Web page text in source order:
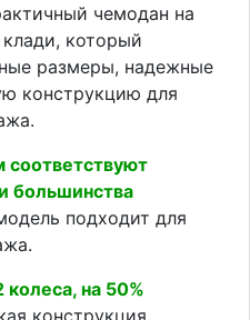
чемодан на
который
размеры, надежные
конструкцию для
соответствуют
большинства
подходит для
на 50%
конструкция